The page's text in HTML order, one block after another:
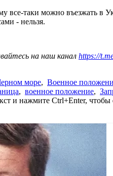
все-таки можно въезжать в
- нельзя.
на наш канал https://
море, Военное
, военное положение,
и нажмите Ctrl+Enter, чтобы